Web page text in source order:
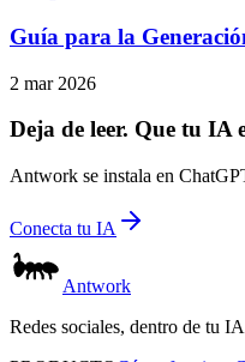
Guía para la
2 mar 2026
Deja de leer. Que tu IA
Antwork se instala en
Conecta tu IA
Antwork
Redes sociales, dentro de tu